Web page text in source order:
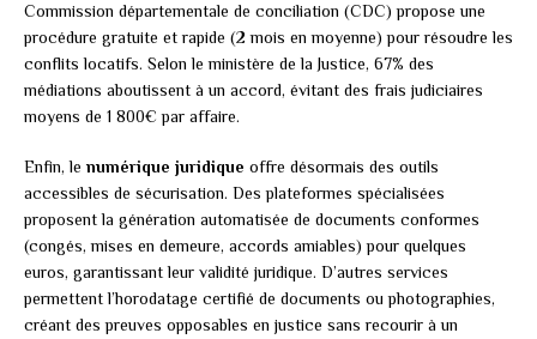
Commission départementale de conciliation (CDC) propose une
procédure gratuite et rapide (2 mois en moyenne) pour résoudre les
conflits locatifs. Selon le ministère de la Justice, 67% des
médiations aboutissent à un accord, évitant des frais judiciaires
moyens de 1 800€ par affaire.
Enfin, le numérique juridique offre désormais des outils
accessibles de sécurisation. Des plateformes spécialisées
proposent la génération automatisée de documents conformes
(congés, mises en demeure, accords amiables) pour quelques
euros, garantissant leur validité juridique. D’autres services
permettent l’horodatage certifié de documents ou photographies,
créant des preuves opposables en justice sans recourir à un